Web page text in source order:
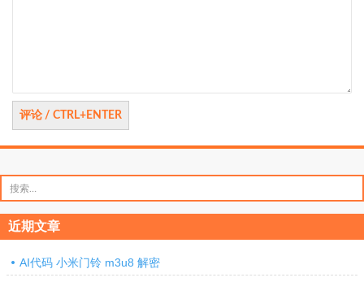
索：
近期文章
AI代码 小米门铃 m3u8 解密